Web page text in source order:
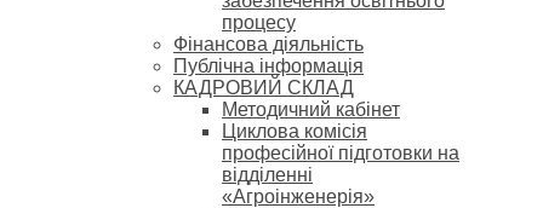
процесу
Фінансова діяльність
Публічна інформація
КАДРОВИЙ СКЛАД
Методичний кабінет
Циклова комісія
професійної підготовки на
відділенні
«Агроінженерія»